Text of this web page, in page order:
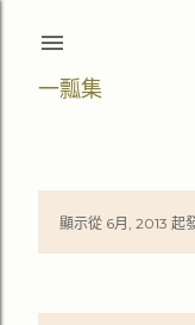
一瓢集
文
章
顯示從 6月, 2013 起